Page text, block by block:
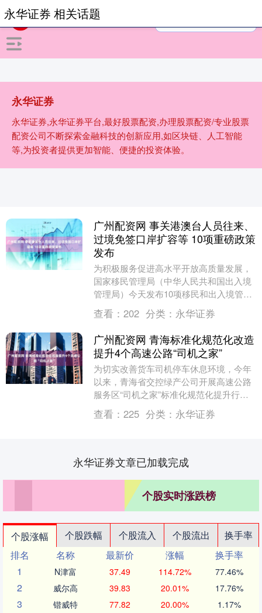
永华证券
永华证券,永华证券平台,最好股票配资,办理股票配资/专业股票
配资公司不断探索金融科技的创新应用,如区块链、人工智能
等,为投资者提供更加智能、便捷的投资体验。
永华证券 相关话题
广州配资网 事关港澳台人员往来、
过境免签口岸扩容等 10项重磅政策
发布
为积极服务促进高水平开放高质量发展，
国家移民管理局（中华人民共和国出入境
管理局）今天发布10项移民和出入境管理
服务政策举措。 一、扩大往来港澳人才签
注政策试点实....
查看： 202 分类： 永华证券
广州配资网 青海标准化规范化改造
提升4个高速公路“司机之家”
为切实改善货车司机停车休息环境，今年
以来，青海省交控绿产公司开展高速公路
服务区“司机之家”标准化规范化提升行
动，以“设施配套化、功能人性化、服务温
情化、体验满意....
查看： 225 分类： 永华证券
永华证券文章已加载完成
个股实时涨跌榜
个股涨幅 个股跌幅 个股流入 个股流出
换手率
排名
名称 最新价 涨幅
换手率
1
N津富 37.49 114.72% 77.46%
2 威尔高 39.83 20.01% 17.76%
3 锴威特 77.82 20.00% 1.17%